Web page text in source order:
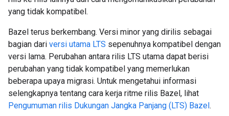
yang tidak kompatibel.
Bazel terus berkembang. Versi minor yang dirilis sebagai
bagian dari versi utama LTS sepenuhnya kompatibel dengan
versi lama. Perubahan antara rilis LTS utama dapat berisi
perubahan yang tidak kompatibel yang memerlukan
beberapa upaya migrasi. Untuk mengetahui informasi
selengkapnya tentang cara kerja ritme rilis Bazel, lihat
Pengumuman rilis Dukungan Jangka Panjang (LTS) Bazel.